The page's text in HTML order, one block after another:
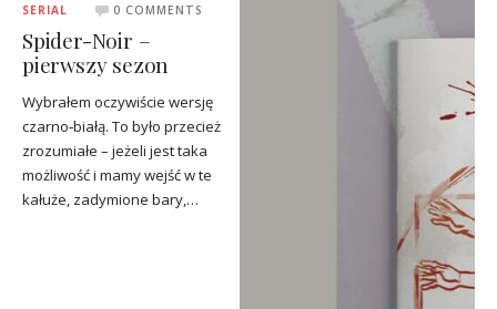
SERIAL 0 COMMENTS
Spider-Noir –
pierwszy sezon
Wybrałem oczywiście wersję
czarno‑białą. To było przecież
zrozumiałe – jeżeli jest taka
możliwość i mamy wejść w te
kałuże, zadymione bary,…